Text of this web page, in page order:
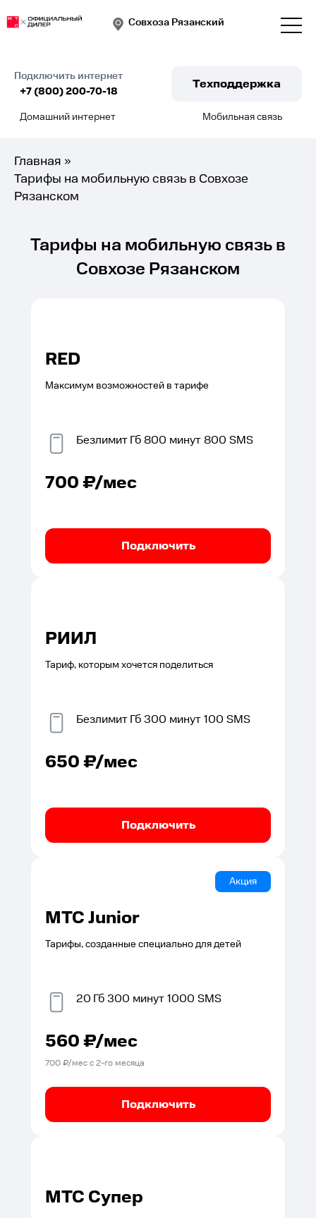
Совхоза Рязанский
Подключить интернет
+7 (800) 200-70-18
Техподдержка
Домашний интернет Мобильная связь
Главная »
Тарифы на мобильную связь в Совхозе
Рязанском
Тарифы на мобильную связь в
Совхозе Рязанском
RED
Максимум возможностей в тарифе
БезлимитГб800 минут800 SMS
700₽/мес
Подключить
РИИЛ
Тариф, которым хочется поделиться
БезлимитГб300 минут100 SMS
650₽/мес
Подключить
Акция
МТС Junior
Тарифы, созданные специально для детей
20 Гб300 минут1000 SMS
560₽/мес
700₽/мес с2-го месяца
Подключить
МТС Супер